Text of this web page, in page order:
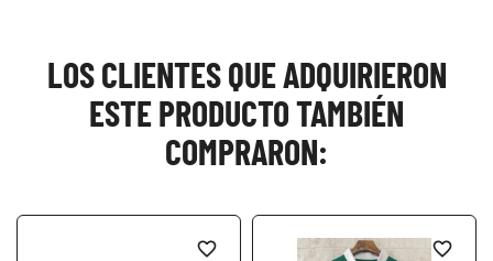
LOS CLIENTES QUE ADQUIRIERON
ESTE PRODUCTO TAMBIÉN
COMPRARON:
favorite_border favorite_border